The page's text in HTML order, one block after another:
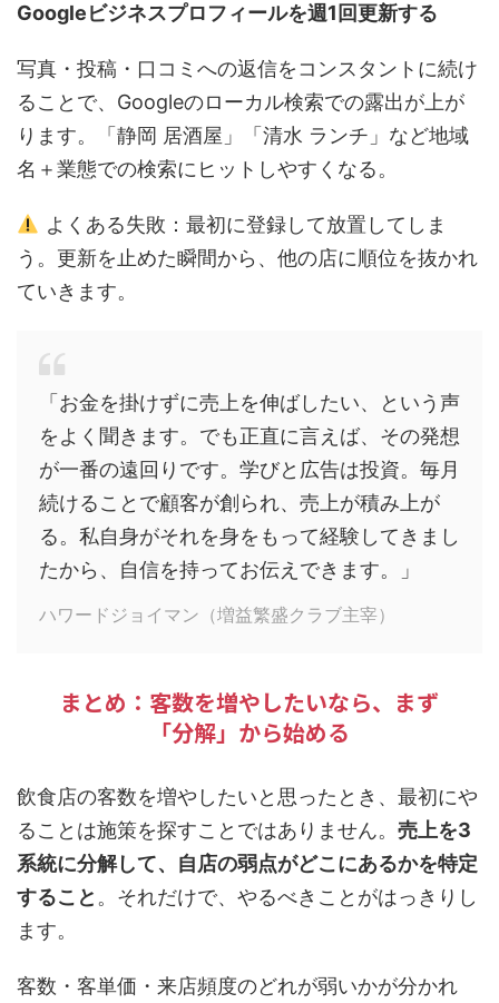
Googleビジネスプロフィールを週1回更新する
写真・投稿・口コミへの返信をコンスタントに続け
ることで、Googleのローカル検索での露出が上が
ります。「静岡 居酒屋」「清水 ランチ」など地域
名＋業態での検索にヒットしやすくなる。
よくある失敗：最初に登録して放置してしま
う。更新を止めた瞬間から、他の店に順位を抜かれ
ていきます。
「お金を掛けずに売上を伸ばしたい、という声
をよく聞きます。でも正直に言えば、その発想
が一番の遠回りです。学びと広告は投資。毎月
続けることで顧客が創られ、売上が積み上が
る。私自身がそれを身をもって経験してきまし
たから、自信を持ってお伝えできます。」
ハワードジョイマン（増益繁盛クラブ主宰）
まとめ：客数を増やしたいなら、まず
「分解」から始める
飲食店の客数を増やしたいと思ったとき、最初にや
ることは施策を探すことではありません。 売上を3
系統に分解して、自店の弱点がどこにあるかを特定
すること 。それだけで、やるべきことがはっきりし
ます。
客数・客単価・来店頻度のどれが弱いかが分かれ